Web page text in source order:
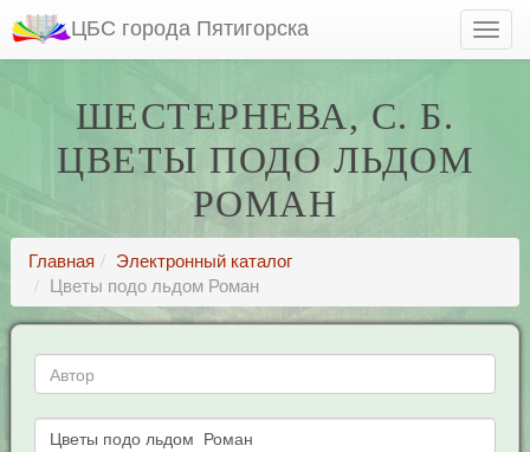
ЦБС города Пятигорска
ШЕСТЕРНЕВА, С. Б.
ЦВЕТЫ ПОДО ЛЬДОМ
РОМАН
Главная
Электронный каталог
Цветы подо льдом Роман